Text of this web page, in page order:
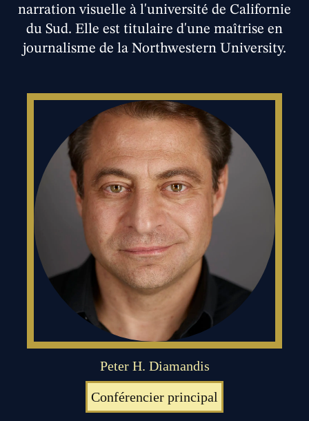
narration visuelle à l'université de Californie
du Sud. Elle est titulaire d'une maîtrise en
journalisme de la Northwestern University.
Peter H. Diamandis
Conférencier principal